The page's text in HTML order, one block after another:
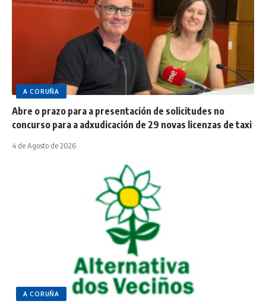
A CORUÑA
Abre o prazo para a presentación de solicitudes no
concurso para a adxudicación de 29 novas licenzas de taxi
4 de Agosto de 2026
A CORUÑA